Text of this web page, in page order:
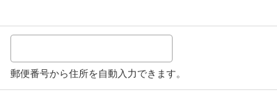
郵便番号から住所を自動入力できます。